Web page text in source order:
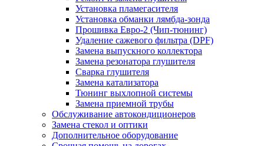
Установка пламегасителя
Установка обманки лямбда-зонда
Прошивка Евро-2 (Чип-тюнинг)
Удаление сажевого фильтра (DPF)
Замена выпускного коллектора
Замена резонатора глушителя
Сварка глушителя
Замена катализатора
Тюнинг выхлопной системы
Замена приемной трубы
Обслуживание автокондиционеров
Замена стекол и оптики
Дополнительное оборудование